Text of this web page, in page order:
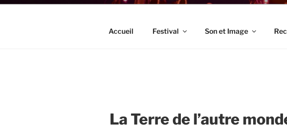
Accueil Festival Son et Image
La Terre de l’autre